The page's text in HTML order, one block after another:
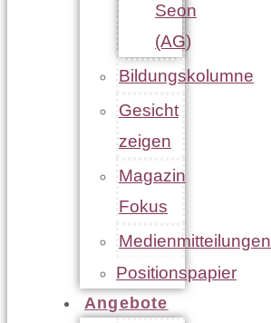
Seon
(AG)
Bildungskolumne
Gesicht
zeigen
Magazin
Fokus
Medienmitteilungen
Positionspapier
Angebote